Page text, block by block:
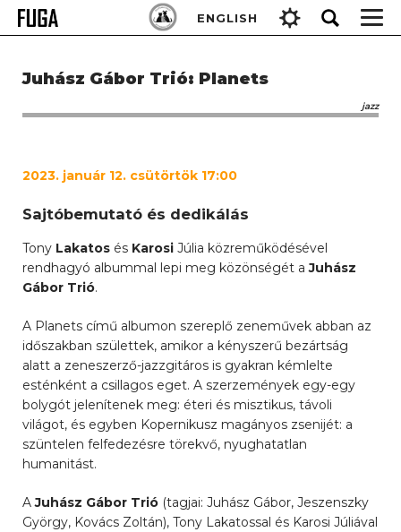
Skip
ENGLISH
Keresés:
Juhász Gábor Trió: Planets
jazz
2023. január 12. csütörtök 17:00
Sajtóbemutató és dedikálás
Tony Lakatos és Karosi Júlia közreműködésével
rendhagyó albummal lepi meg közönségét aJuhász
Gábor Trió.
A Planets című albumon szereplő zeneművek abban az
időszakban születtek, amikor a kényszerű bezártság
alatt a zeneszerző-jazzgitáros is gyakran kémlelte
esténként a csillagos eget. A szerzemények egy-egy
bolygót jelenítenek meg: éteri és misztikus, távoli
világot, és egyben Kopernikusz magányos zsenijét: a
szüntelen felfedezésre törekvő, nyughatatlan
humanitást.
AJuhász Gábor Trió (tagjai: Juhász Gábor, Jeszenszky
György, Kovács Zoltán), Tony Lakatossal és Karosi Júliával